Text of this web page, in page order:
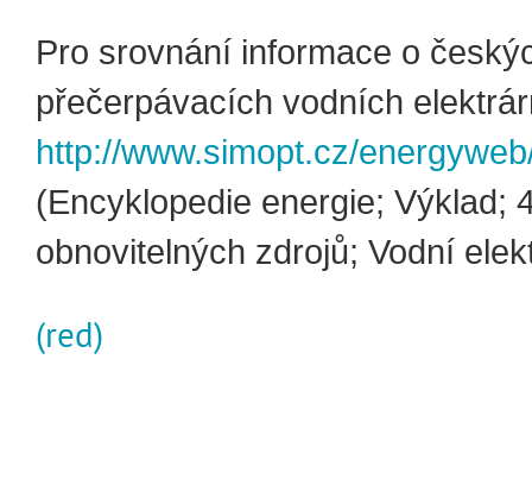
Pro srovnání informace o
přečerpávacích vodních
http://www.simopt.cz/
(Encyklopedie energie; Výklad;
obnovitelných zdrojů; Vodní
(red)